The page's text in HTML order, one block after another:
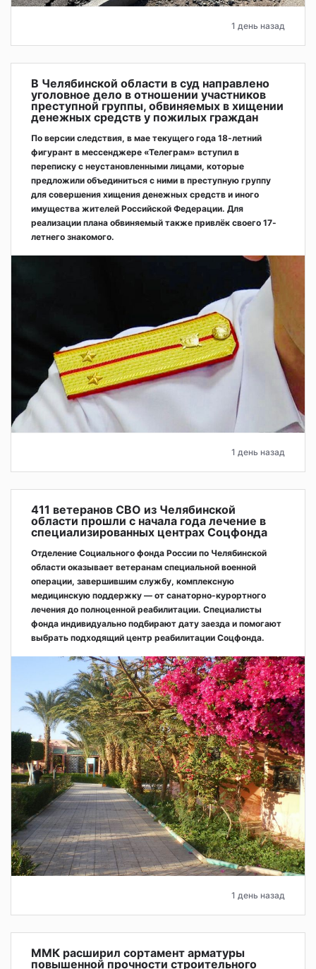
1 день назад
В Челябинской области в суд направлено
уголовное дело в отношении участников
преступной группы, обвиняемых в хищении
денежных средств у пожилых граждан
По версии следствия, в мае текущего года 18-летний
фигурант в мессенджере «Телеграм» вступил в
переписку с неустановленными лицами, которые
предложили объединиться с ними в преступную группу
для совершения хищения денежных средств и иного
имущества жителей Российской Федерации. Для
реализации плана обвиняемый также привлёк своего 17-
летнего знакомого.
1 день назад
411 ветеранов СВО из Челябинской
области прошли с начала года лечение в
специализированных центрах Соцфонда
Отделение Социального фонда России по Челябинской
области оказывает ветеранам специальной военной
операции, завершившим службу, комплексную
медицинскую поддержку — от санаторно-курортного
лечения до полноценной реабилитации. Специалисты
фонда индивидуально подбирают дату заезда и помогают
выбрать подходящий центр реабилитации Соцфонда.
1 день назад
ММК расширил сортамент арматуры
повышенной прочности строительного